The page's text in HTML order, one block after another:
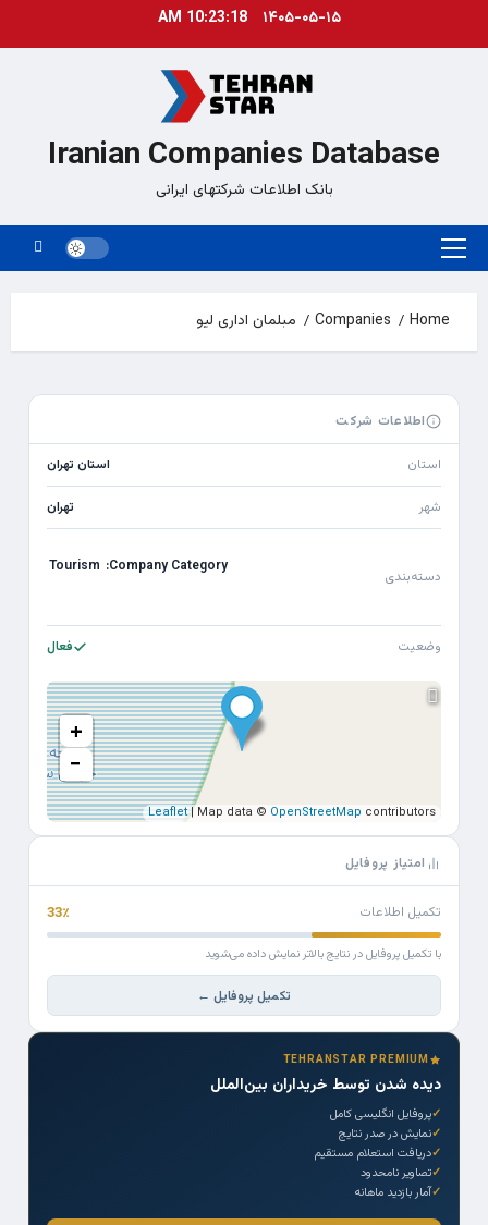
۱۴۰۵-۰۵-۱۵ 10:23:18 AM
Iranian Companies Database
بانک اطلاعات شرکتهای ایرانی
Primary
Home
Companies مبلمان اداری لیو
اطلاعات شرکت
استان استان تهران
شهر تهران
دسته‌بندی
Company Category:
Tourism
وضعیت فعال
+
−
Leaflet| Map data © OpenStreetMap contributors
امتیاز پروفایل
تکمیل اطلاعات 33٪
با تکمیل پروفایل در نتایج بالاتر نمایش داده می‌شوید
تکمیل پروفایل ←
TEHRANSTAR PREMIUM
دیده شدن توسط خریداران بین‌الملل
پروفایل انگلیسی کامل
نمایش در صدر نتایج
دریافت استعلام مستقیم
تصاویر نامحدود
آمار بازدید ماهانه